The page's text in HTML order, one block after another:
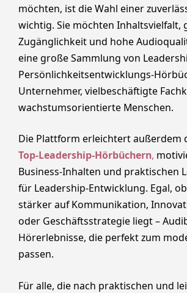
möchten, ist die Wahl einer
wichtig. Sie möchten Inhaltsvielfalt,
Zugänglichkeit und hohe
eine große Sammlung von
Persönlichkeitsentwicklungs-
Unternehmer, vielbeschäftigte
wachstumsorientierte Menschen.
Die Plattform erleichtert außerdem
Top-Leadership-Hörbüchern,
Business-Inhalten und praktischen
für Leadership-Entwicklung. Egal,
stärker auf Kommunikation,
oder Geschäftsstrategie liegt –
Hörerlebnisse, die perfekt zum
passen.
Für alle, die nach praktischen und